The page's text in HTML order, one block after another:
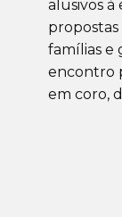
alusivos à
propostas
famílias e
encontro
em coro,